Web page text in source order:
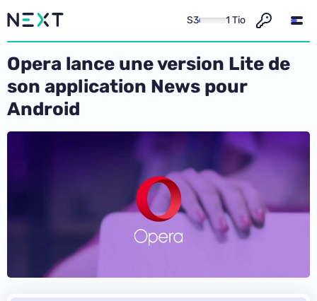
S3 1 Tio
Opera lance une version Lite de
son application News pour
Android